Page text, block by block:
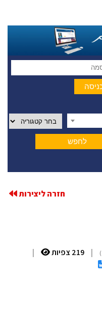
חזרה ליצירות
| 219 צפיות
|